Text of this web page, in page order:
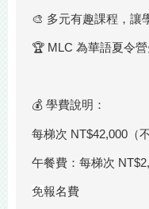
🎨 多元有趣課程，讓
🏆 MLC 為華語夏令
💰 學費說明：
每梯次 NT$42,000（
午餐費：每梯次
免報名費